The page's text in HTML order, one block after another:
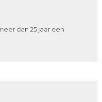
dan 25 jaar een